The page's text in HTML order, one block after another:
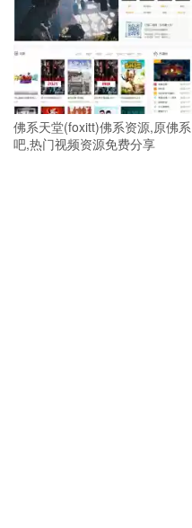
佛系天堂(foxitt)佛系资源,原佛系
吧,热门视频资源免费分享